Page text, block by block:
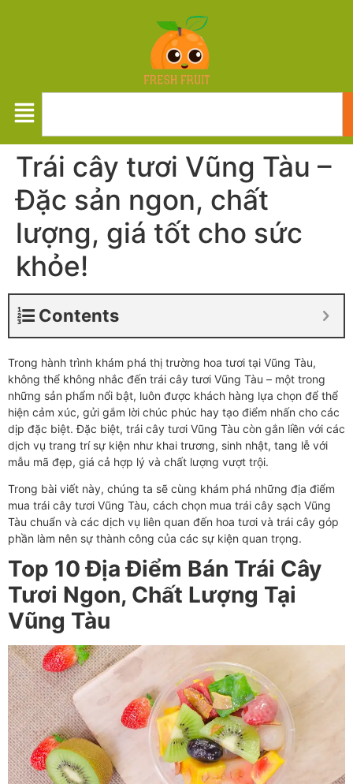
Trái cây tươi Vũng Tàu –
Đặc sản ngon, chất
lượng, giá tốt cho sức
khỏe!
Contents
Trong hành trình khám phá thị trường hoa tươi tại Vũng Tàu,
không thể không nhắc đến trái cây tươi Vũng Tàu – một trong
những sản phẩm nổi bật, luôn được khách hàng lựa chọn để thể
hiện cảm xúc, gửi gắm lời chúc phúc hay tạo điểm nhấn cho các
dịp đặc biệt. Đặc biệt, trái cây tươi Vũng Tàu còn gắn liền với các
dịch vụ trang trí sự kiện như khai trương, sinh nhật, tang lễ với
mẫu mã đẹp, giá cả hợp lý và chất lượng vượt trội.
Trong bài viết này, chúng ta sẽ cùng khám phá những địa điểm
mua trái cây tươi Vũng Tàu, cách chọn mua trái cây sạch Vũng
Tàu chuẩn và các dịch vụ liên quan đến hoa tươi và trái cây góp
phần làm nên sự thành công của các sự kiện quan trọng.
Top 10 Địa Điểm Bán Trái Cây
Tươi Ngon, Chất Lượng Tại
Vũng Tàu